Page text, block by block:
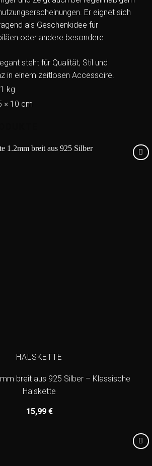
Er eignet sich
als Geschenkidee für
oder andere besondere
steht für Qualität, Stil und
in einem zeitlosen Accessoire.
kg
× 10 cm
HALSKETTE
breit aus 925 Silber – Klassische
Halskette
15,99 €